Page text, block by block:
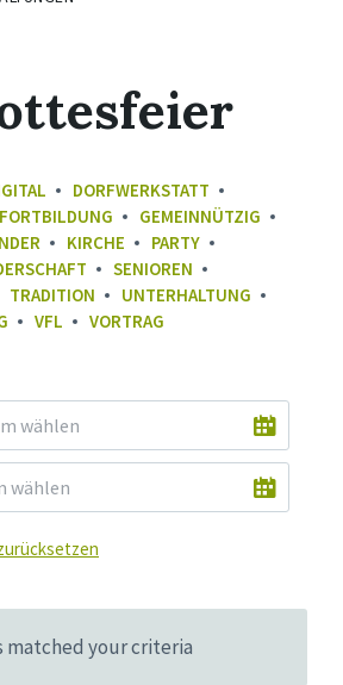
DORFWERKSTATT
FORTBILDUNG
GEMEINNÜTZIG
KIRCHE
PARTY
SENIOREN
TRADITION
UNTERHALTUNG
VFL VORTRAG
matched your criteria